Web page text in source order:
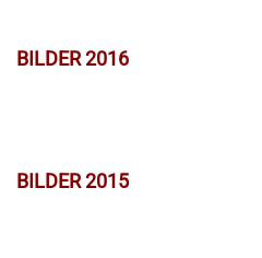
BILDER 2016
BILDER 2015